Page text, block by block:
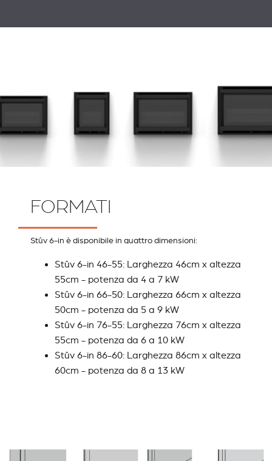
FORMATI
Stûv 6-in è disponibile in quattro dimensioni:
Stûv 6-in 46-55: Larghezza 46cm x altezza
55cm - potenza da 4 a 7 kW
Stûv 6-in 66-50: Larghezza 66cm x altezza
50cm - potenza da 5 a 9 kW
Stûv 6-in 76-55: Larghezza 76cm x altezza
55cm - potenza da 6 a 10 kW
Stûv 6-in 86-60: Larghezza 86cm x altezza
60cm - potenza da 8 a 13 kW